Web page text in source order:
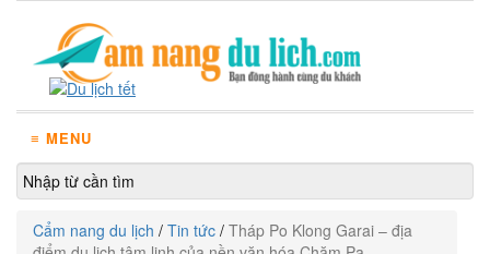
≡ MENU
Cẩm nang du lịch / Tin tức / Tháp Po Klong Garai – địa